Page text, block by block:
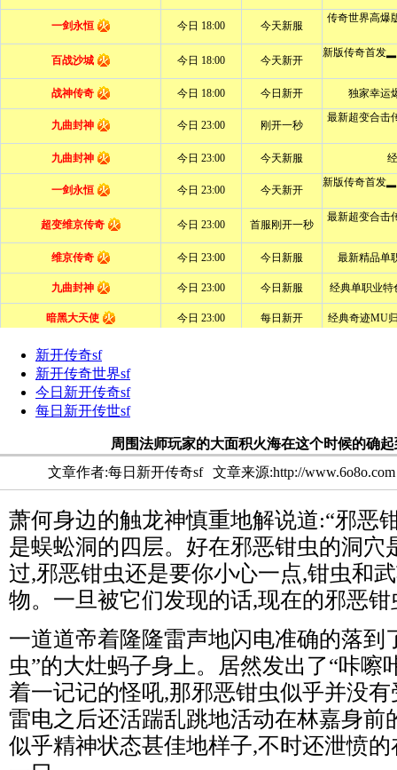
新开传奇sf
新开传奇世界sf
今日新开传奇sf
每日新开传世sf
周围法师玩家的大面积火海在这个时候的确
文章作者:每日新开传奇sf
文章来源:http://www.6o8o.com
萧何身边的触龙神慎重地解说道:“邪恶
是蜈蚣洞的四层。好在邪恶钳虫的洞穴
过,邪恶钳虫还是要你小心一点,钳虫和
物。一旦被它们发现的话,现在的邪恶
一道道帝着隆隆雷声地闪电准确的落到
虫”的大灶蚂子身上。居然发出了“咔嚓
着一记记的怪吼,那邪恶钳虫似乎并没
雷电之后还活踹乱跳地活动在林嘉身前
似乎精神状态甚佳地样子,不时还泄愤